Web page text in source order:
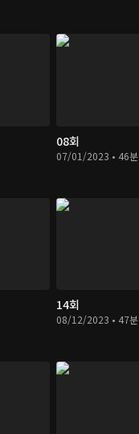
08회
07/01/2023 • 46분
14회
08/12/2023 • 47분